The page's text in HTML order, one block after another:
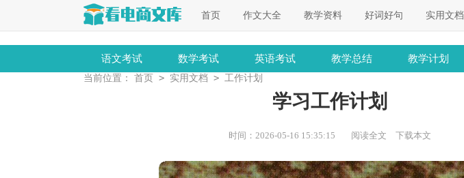
首页 作文大全 教学资料 好词好句 实用文档
语文考试 数学考试 英语考试 教学总结 教学计划
当前位置： 首页 > 实用文档 > 工作计划
学习工作计划
时间：2026-05-16 15:35:15 阅读全文 下载本文